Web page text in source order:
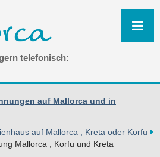
telefonisch:
auf Mallorca und in
auf Mallorca , Kreta oder Korfu
Mallorca , Korfu und Kreta